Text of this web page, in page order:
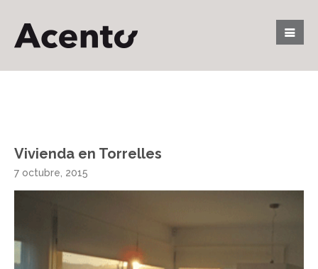
Vivienda en Torrelles
7 octubre, 2015